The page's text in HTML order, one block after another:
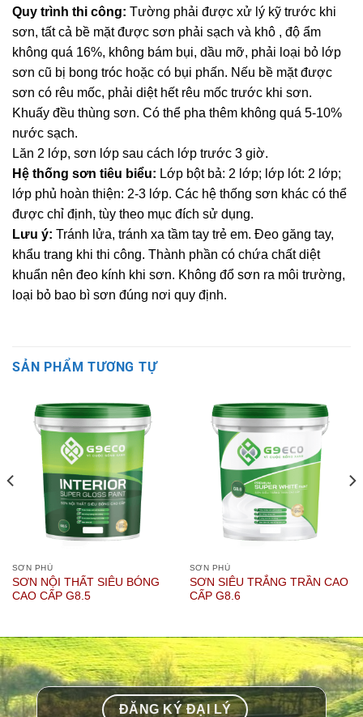
Quy trình thi công: Tường phải được xử lý kỹ trước khi
sơn, tất cả bề mặt được sơn phải sạch và khô , độ ẩm
không quá 16%, không bám bụi, dầu mỡ, phải loại bỏ lớp
sơn cũ bị bong tróc hoặc có bụi phấn. Nếu bề mặt được
sơn có rêu mốc, phải diệt hết rêu mốc trước khi sơn.
Khuấy đều thùng sơn. Có thể pha thêm không quá 5-10%
nước sạch.
Lăn 2 lớp, sơn lớp sau cách lớp trước 3 giờ.
Hệ thống sơn tiêu biểu: Lớp bột bả: 2 lớp; lớp lót: 2 lớp;
lớp phủ hoàn thiện: 2-3 lớp. Các hệ thống sơn khác có thể
được chỉ định, tùy theo mục đích sử dụng.
Lưu ý: Tránh lửa, tránh xa tầm tay trẻ em. Đeo găng tay,
khẩu trang khi thi công. Thành phần có chứa chất diệt
khuẩn nên đeo kính khi sơn. Không đổ sơn ra môi trường,
loại bỏ bao bì sơn đúng nơi quy định.
SẢN PHẨM TƯƠNG TỰ
SƠN PHỦ
SƠN NỘI THẤT SIÊU BÓNG
CAO CẤP G8.5
SƠN PHỦ
SƠN SIÊU TRẮNG TRẦN CAO
CẤP G8.6
ĐĂNG KÝ ĐẠI LÝ